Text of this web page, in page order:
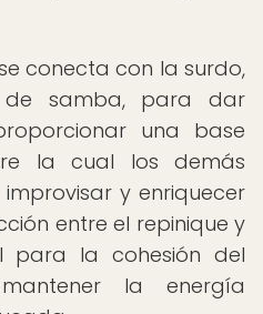
conecta con la surdo,
samba, para dar
una base
la cual los demás
y enriquecer
entre el repinique y
para la cohesión del
la energía